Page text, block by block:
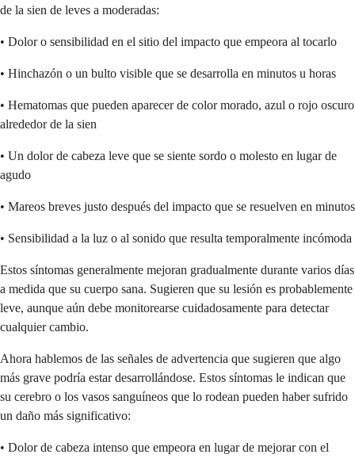
de la sien de leves a moderadas:
• Dolor o sensibilidad en el sitio del impacto que empeora al tocarlo
• Hinchazón o un bulto visible que se desarrolla en minutos u horas
• Hematomas que pueden aparecer de color morado, azul o rojo oscuro
alrededor de la sien
• Un dolor de cabeza leve que se siente sordo o molesto en lugar de
agudo
• Mareos breves justo después del impacto que se resuelven en minutos
• Sensibilidad a la luz o al sonido que resulta temporalmente incómoda
Estos síntomas generalmente mejoran gradualmente durante varios días
a medida que su cuerpo sana. Sugieren que su lesión es probablemente
leve, aunque aún debe monitorearse cuidadosamente para detectar
cualquier cambio.
Ahora hablemos de las señales de advertencia que sugieren que algo
más grave podría estar desarrollándose. Estos síntomas le indican que
su cerebro o los vasos sanguíneos que lo rodean pueden haber sufrido
un daño más significativo:
• Dolor de cabeza intenso que empeora en lugar de mejorar con el